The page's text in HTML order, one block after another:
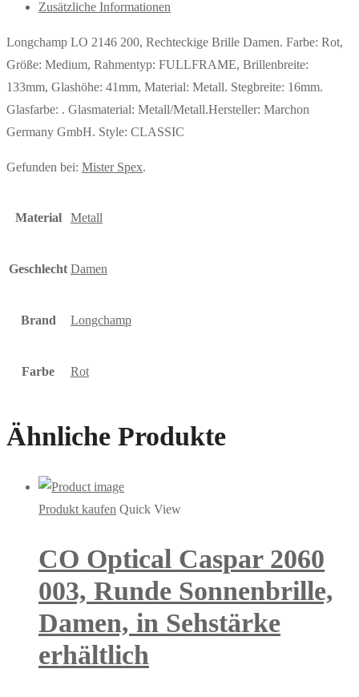
Zusätzliche Informationen
Longchamp LO 2146 200, Rechteckige Brille Damen. Farbe: Rot,
Größe: Medium, Rahmentyp: FULLFRAME, Brillenbreite:
133mm, Glashöhe: 41mm, Material: Metall. Stegbreite: 16mm.
Glasfarbe: . Glasmaterial: Metall/Metall.Hersteller: Marchon
Germany GmbH. Style: CLASSIC
Gefunden bei: Mister Spex.
Material Metall
Geschlecht Damen
Brand Longchamp
Farbe Rot
Ähnliche Produkte
Produkt kaufen Quick View
CO Optical Caspar 2060
003, Runde Sonnenbrille,
Damen, in Sehstärke
erhältlich